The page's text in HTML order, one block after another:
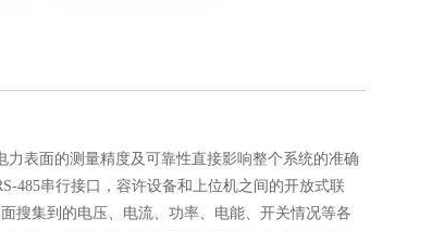
表面的测量精度及可靠性直接影响整个系统的准确
485串行接口，容许设备和上位机之间的开放式联
搜集到的电压、电流、功率、电能、开关情况等各